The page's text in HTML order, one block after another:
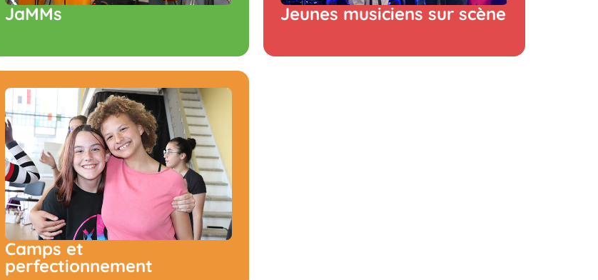
JaMMs Jeunes musiciens sur scène
Camps et
perfectionnement